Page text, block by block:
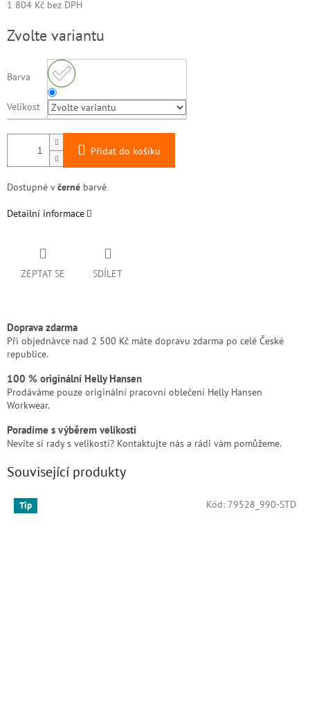
1 804 Kč bez DPH
cena:
Zvolte variantu
Barva
Velikost
Přidat do košíku
Dostupné včerné barvě
Detailní informace
ZEPTAT SE SDÍLET
Doprava zdarma
Při objednávce nad 2 500 Kč máte dopravu zdarma po celé České
republice.
100 % originální Helly Hansen
Prodáváme pouze originální pracovní oblečení Helly Hansen
Workwear.
Poradíme s výběrem velikosti
Nevíte si rady s velikostí? Kontaktujte nás a rádi vám pomůžeme.
Související produkty
Tip Kód: 79528_990-STD